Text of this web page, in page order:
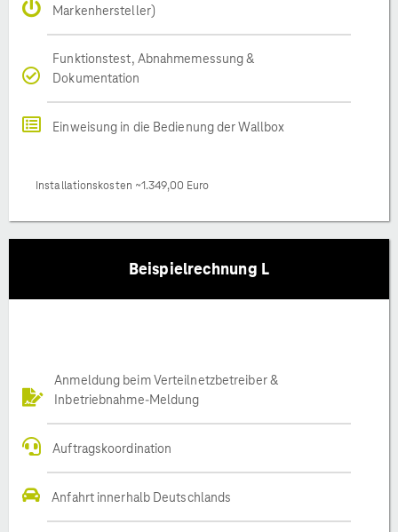
Markenhersteller)
Funktionstest, Abnahmemessung &
Dokumentation
Einweisung in die Bedienung der Wallbox
Installationskosten ~1.349,00 Euro
Beispielrechnung L
Anmeldung beim Verteilnetzbetreiber &
Inbetriebnahme-Meldung
Auftragskoordination
Anfahrt innerhalb Deutschlands